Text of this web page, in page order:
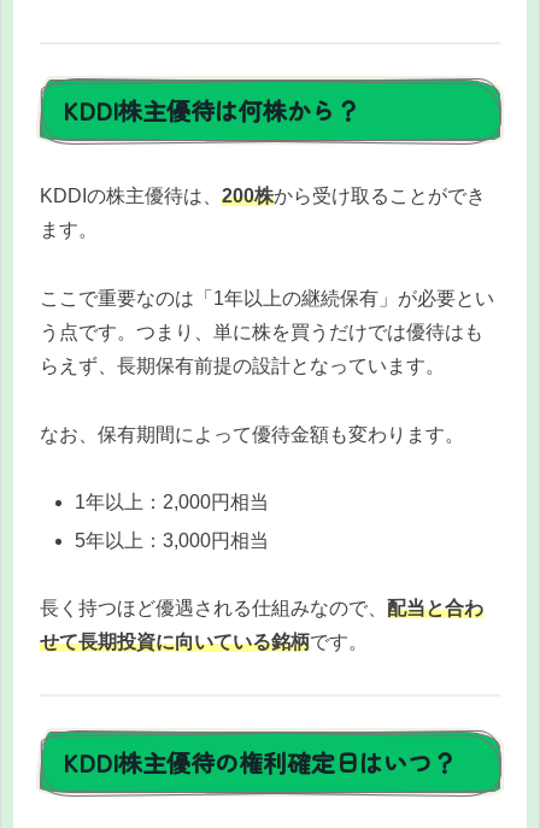
KDDI株主優待は何株から？
KDDIの株主優待は、 200株から受け取ることができ
ます。
ここで重要なのは「1年以上の継続保有」が必要とい
う点です。つまり、単に株を買うだけでは優待はも
らえず、長期保有前提の設計となっています。
なお、保有期間によって優待金額も変わります。
1年以上：2,000円相当
5年以上：3,000円相当
長く持つほど優遇される仕組みなので、 配当と合わ
せて長期投資に向いている銘柄です。
KDDI株主優待の権利確定日はいつ？